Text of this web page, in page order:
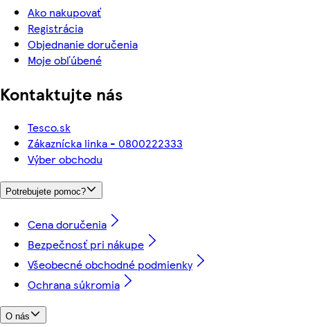
Ako nakupovať
Registrácia
Objednanie doručenia
Moje obľúbené
Kontaktujte nás
Tesco.sk
Zákaznícka linka - 0800222333
Výber obchodu
Potrebujete pomoc?
Cena doručenia
Bezpečnosť pri nákupe
Všeobecné obchodné podmienky
Ochrana súkromia
O nás